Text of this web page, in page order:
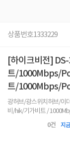
상품번호1333229
[하이크비전]
트/1000Mbps/
트/1000Mbps/
광허브/광스위치허브/이
비/hik/기가비트 /
0건 지